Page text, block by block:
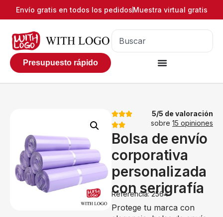
Envío gratis en todos los pedidosMuestra virtual gratis
Presupuesto rápido
5/5 de valoración
sobre 15 opiniones
Bolsa de envío
corporativa
personalizada
con serigrafía
Referencia: 2564
Protege tu marca con